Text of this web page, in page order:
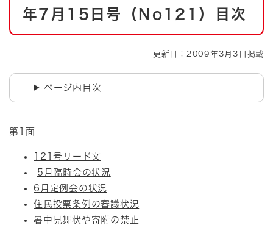
年7月15日号（No121）目次
更新日：2009年3月3日掲載
ページ内目次
第1面
121号リード文
5月臨時会の状況
6月定例会の状況
住民投票条例の審議状況
暑中見舞状や寄附の禁止